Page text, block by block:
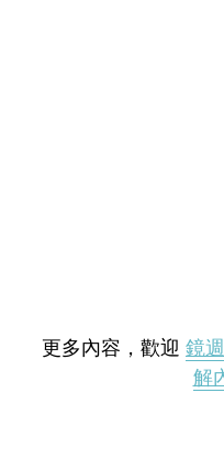
更多內容，歡迎 鏡
解